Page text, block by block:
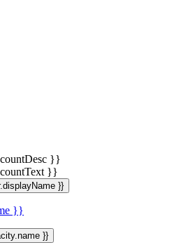
}}
}}
}}
}}
}}